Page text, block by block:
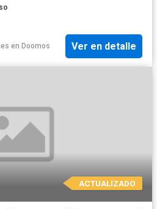
en Doomos Ver en detalle
ACTUALIZADO